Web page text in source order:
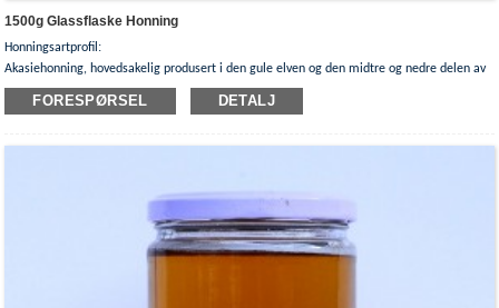
1500g Glassflaske Honning
Honningsartprofil :
Akasiehonning, hovedsakelig produsert i den gule elven og den midtre og nedre delen av
Yangtse-elven, hver blomstringssesong, blomstene renner over, duften kan luktes ti miles
Akasiehonning er duftende og gjennomsiktig, kjølig og frisk.
FORESPØRSEL DETALJ